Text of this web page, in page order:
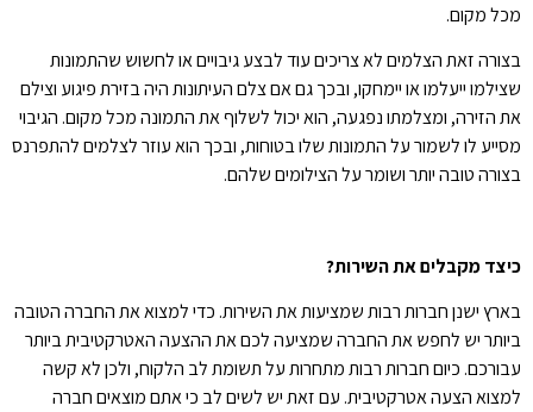
מכל מקום.
בצורה זאת הצלמים לא צריכים עוד לבצע גיבויים או לחשוש שהתמונות
שצילמו ייעלמו או יימחקו, ובכך גם אםצלם העיתונות היה בזירת פיגוע וצילם
את הזירה, ומצלמתו נפגעה, הוא יכול לשלוף את התמונה מכל מקום. הגיבוי
מסייע לו לשמור על התמונות שלו בטוחות, ובכך הוא עוזר לצלמים להתפרנס
בצורה טובה יותר ושומר על הצילומים שלהם.
כיצד מקבלים את השירות?
בארץ ישנן חברות רבות שמציעות את השירות. כדי למצוא את החברה הטובה
ביותר יש לחפש את החברה שמציעה לכם את ההצעה האטרקטיבית ביותר
עבורכם. כיום חברות רבות מתחרות על תשומת לב הלקוח, ולכן לא קשה
למצוא הצעה אטרקטיבית. עם זאת יש לשים לב כי אתם מוצאים חברה